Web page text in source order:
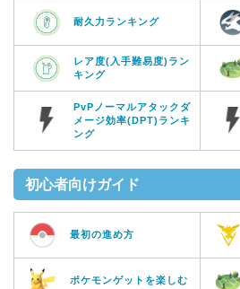
耐久力ランキング
レア度(入手難易度)ラン
キング
PvPノーマルアタックダ
メージ効率(DPT)ランキ
ング
初心者向けガイド
最初の進め方
ポケモンゲットを楽しむ